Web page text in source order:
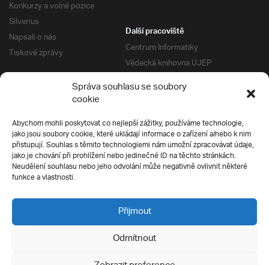
Správa souhlasu se soubory
cookie
Abychom mohli poskytovat co nejlepší zážitky, používáme technologie,
jako jsou soubory cookie, které ukládají informace o zařízení a/nebo k nim
přistupují. Souhlas s těmito technologiemi nám umožní zpracovávat údaje,
jako je chování při prohlížení nebo jedinečné ID na těchto stránkách.
Neudělení souhlasu nebo jeho odvolání může negativně ovlivnit některé
funkce a vlastnosti.
Přijmout
Odmítnout
Konkurzy a volné pozice
Silverius
Napsali o nás
Tiskové zprávy
Další pracoviště
Centrum Informatiky
Vědecká knihovna UJEP
Správa kolejí a menz
Univerzitní centrum podpory
Silverius
Pro uchazeče
Přijímací řízení
E-prihlaska
Přípravné kurzy
Ochrana soukromí
Všechna práva vyhrazena